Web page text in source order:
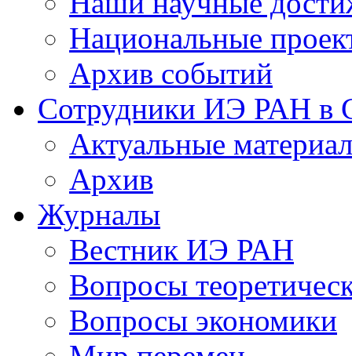
Национальные
Архив событий
Сотрудники ИЭ РАН
Актуальные
Архив
Журналы
Вестник ИЭ РАН
Вопросы
Вопросы экономики